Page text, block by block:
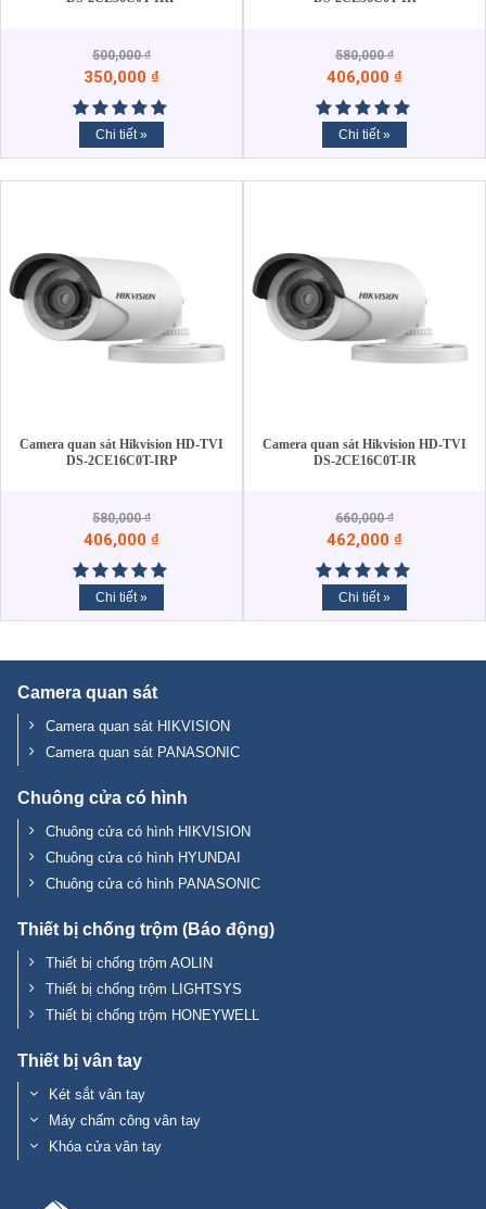
500,000₫
350,000 ₫
Chi tiết »
580,000₫
406,000 ₫
Chi tiết »
Camera quan sát Hikvision HD-TVI
DS-2CE16C0T-IRP
580,000₫
406,000 ₫
Chi tiết »
Camera quan sát Hikvision HD-TVI
DS-2CE16C0T-IR
660,000₫
462,000 ₫
Chi tiết »
Camera quan sát
Camera quan sát HIKVISION
Camera quan sát PANASONIC
Chuông cửa có hình
Chuông cửa có hình HIKVISION
Chuông cửa có hình HYUNDAI
Chuông cửa có hình PANASONIC
Thiết bị chống trộm (Báo động)
Thiết bị chống trộm AOLIN
Thiết bị chống trộm LIGHTSYS
Thiết bị chống trộm HONEYWELL
Thiết bị vân tay
Két sắt vân tay
Máy chấm công vân tay
Khóa cửa vân tay